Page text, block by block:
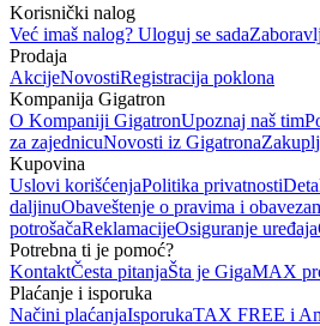
Korisnički nalog
Već imaš nalog? Uloguj se sada
Prodaja
AkcijeNovostiRegistracija poklona
Kompanija Gigatron
O Kompaniji GigatronUpoznaj naš tim
za zajednicuNovosti iz Gigatrona
Kupovina
Uslovi korišćenjaPolitika privatnosti
daljinuObaveštenje o pravima i
potrošačaReklamacijeOsiguranje uređaja
Potrebna ti je pomoć?
KontaktČesta pitanjaŠta je GigaMAX
Plaćanje i isporuka
Načini plaćanjaIsporukaTAX FREE i